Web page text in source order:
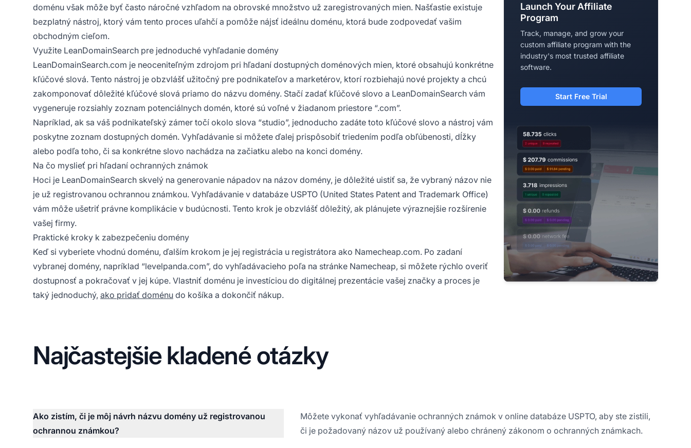
doménu však môže byť často náročné vzhľadom na obrovské množstvo už zaregistrovaných mien. Našťastie existuje
bezplatný nástroj, ktorý vám tento proces uľahčí a pomôže nájsť ideálnu doménu, ktorá bude zodpovedať vašim
obchodným cieľom.
Využite LeanDomainSearch pre jednoduché vyhľadanie domény
LeanDomainSearch.com je neoceniteľným zdrojom pri hľadaní dostupných doménových mien, ktoré obsahujú konkrétne
kľúčové slová. Tento nástroj je obzvlášť užitočný pre podnikateľov a marketérov, ktorí rozbiehajú nové projekty a chcú
zakomponovať dôležité kľúčové slová priamo do názvu domény. Stačí zadať kľúčové slovo a LeanDomainSearch vám
vygeneruje rozsiahly zoznam potenciálnych domén, ktoré sú voľné v žiadanom priestore “.com”.
Napríklad, ak sa váš podnikateľský zámer točí okolo slova “studio”, jednoducho zadáte toto kľúčové slovo a nástroj vám
poskytne zoznam dostupných domén. Vyhľadávanie si môžete ďalej prispôsobiť triedením podľa obľúbenosti, dĺžky
alebo podľa toho, či sa konkrétne slovo nachádza na začiatku alebo na konci domény.
Na čo myslieť pri hľadaní ochranných známok
Hoci je LeanDomainSearch skvelý na generovanie nápadov na názov domény, je dôležité uistiť sa, že vybraný názov nie
je už registrovanou ochrannou známkou. Vyhľadávanie v databáze USPTO (United States Patent and Trademark Office)
vám môže ušetriť právne komplikácie v budúcnosti. Tento krok je obzvlášť dôležitý, ak plánujete výraznejšie rozšírenie
vašej firmy.
Praktické kroky k zabezpečeniu domény
Keď si vyberiete vhodnú doménu, ďalším krokom je jej registrácia u registrátora ako Namecheap.com. Po zadaní
vybranej domény, napríklad “levelpanda.com”, do vyhľadávacieho poľa na stránke Namecheap, si môžete rýchlo overiť
dostupnosť a pokračovať v jej kúpe. Vlastniť doménu je investíciou do digitálnej prezentácie vašej značky a proces je
taký jednoduchý, ako pridať doménu do košíka a dokončiť nákup.
Launch Your Affiliate
Program
Track, manage, and grow your
custom affiliate program with the
industry's most trusted affiliate
software.
Start Free Trial
Najčastejšie kladené otázky
Ako zistím, či je môj návrh názvu domény už registrovanou
ochrannou známkou?
Môžete vykonať vyhľadávanie ochranných známok v online databáze USPTO, aby ste zistili,
či je požadovaný názov už používaný alebo chránený zákonom o ochranných známkach.